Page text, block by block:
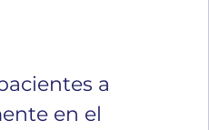
a
en el